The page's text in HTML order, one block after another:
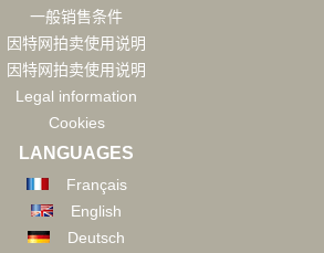
一般销售条件
因特网拍卖使用说明
因特网拍卖使用说明
Legal information
Cookies
LANGUAGES
Français
English
Deutsch